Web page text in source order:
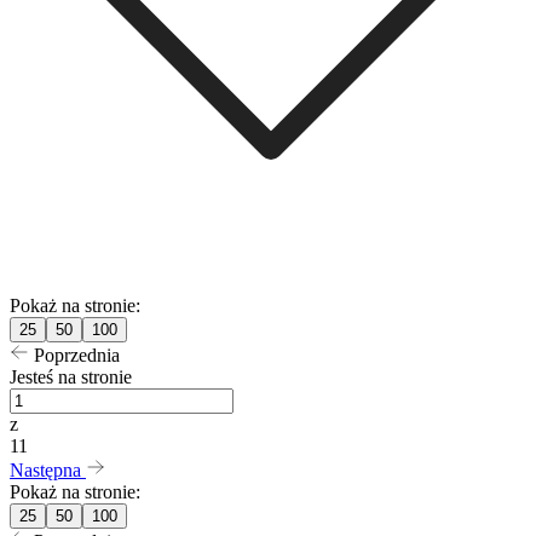
Pokaż na stronie:
25 50 100
Poprzednia
Jesteś na stronie
z
11
Następna
Pokaż na stronie:
25 50 100